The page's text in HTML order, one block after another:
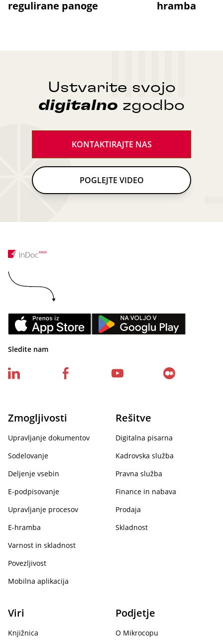
regulirane panoge
hramba
Ustvarite svojo
digitalno zgodbo
KONTAKTIRAJTE NAS
POGLEJTE VIDEO
Sledite nam
Zmogljivosti
Upravljanje dokumentov
Sodelovanje
Deljenje vsebin
E-podpisovanje
Upravljanje procesov
E-hramba
Varnost in skladnost
Povezljivost
Mobilna aplikacija
Rešitve
Digitalna pisarna
Kadrovska služba
Pravna služba
Finance in nabava
Prodaja
Skladnost
Viri
Knjižnica
Podjetje
O Mikrocopu